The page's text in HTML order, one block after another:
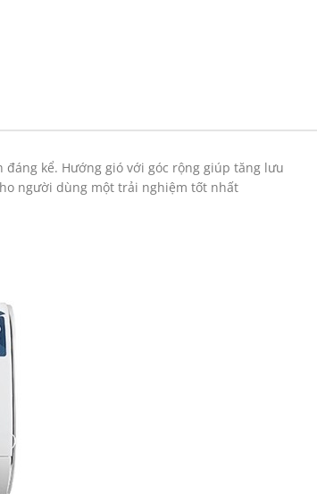
kể. Hướng gió với góc rộng giúp tăng lưu
người dùng một trải nghiệm tốt nhất